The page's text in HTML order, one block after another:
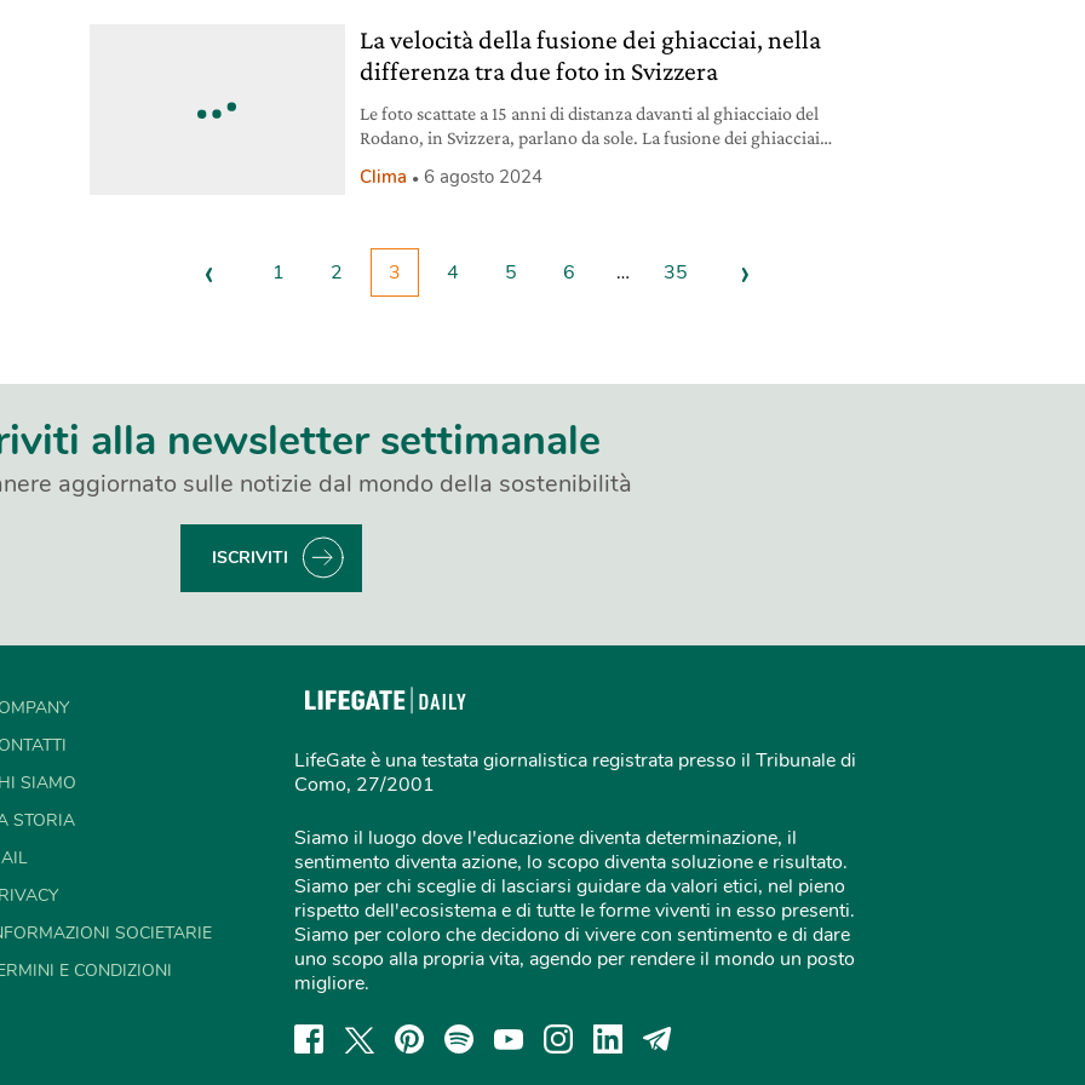
La velocità della fusione dei ghiacciai, nella
differenza tra due foto in Svizzera
Le foto scattate a 15 anni di distanza davanti al ghiacciaio del
Rodano, in Svizzera, parlano da sole. La fusione dei ghiacciai
Clima 6 agosto 2024
‹ 1 2 3 4 5 6 … 35 ›
alla newsletter settimanale
aggiornato sulle notizie dal mondo della sostenibilità
ISCRIVITI
SIAMO
STORIA
SOCIETARIE
E CONDIZIONI
LifeGate è una testata giornalistica registrata presso il Tribunale di
Como, 27/2001
Siamo il luogo dove l'educazione diventa determinazione, il
sentimento diventa azione, lo scopo diventa soluzione e risultato.
Siamo per chi sceglie di lasciarsi guidare da valori etici, nel pieno
rispetto dell'ecosistema e di tutte le forme viventi in esso presenti.
Siamo per coloro che decidono di vivere con sentimento e di dare
uno scopo alla propria vita, agendo per rendere il mondo un posto
migliore.